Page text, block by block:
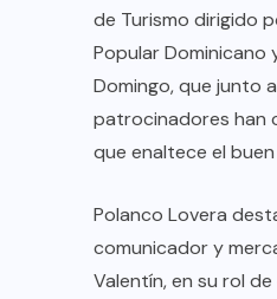
de Turismo dirigido
Popular Dominicano
Domingo, que junto
patrocinadores han
que enaltece el
Polanco Lovera
comunicador y
Valentín, en su rol